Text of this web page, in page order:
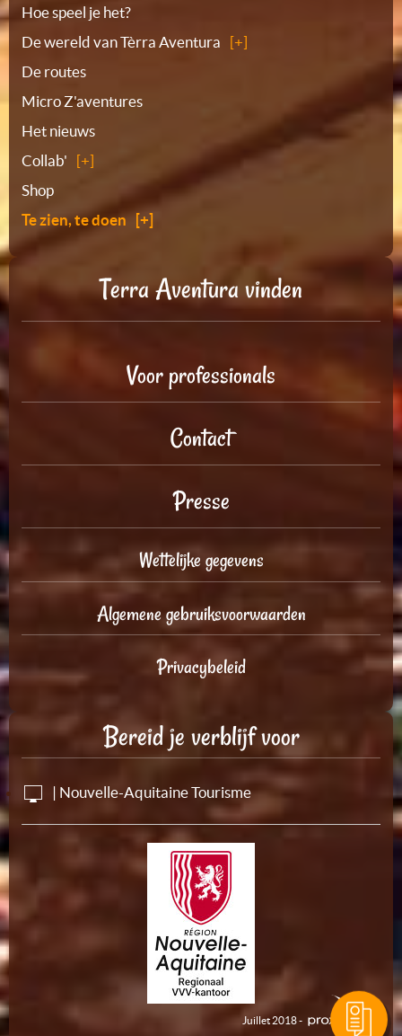
Plattegrond
Hoe speel je het?
De wereld van Tèrra Aventura
De routes
Micro Z'aventures
Het nieuws
Collab'
Shop
Te zien, te doen
Terra Aventura vinden
Voor professionals
Contact
Presse
Wettelijke gegevens
Algemene gebruiksvoorwaarden
Privacybeleid
Bereid je verblijf voor
| Nouvelle-Aquitaine Tourisme
Juillet 2018 -